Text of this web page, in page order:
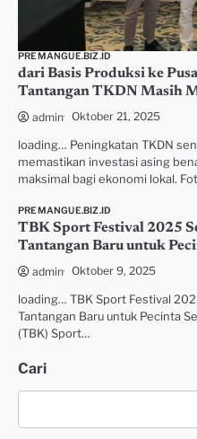
PREMANGUE.BIZ.ID
dari Basis Produksi ke
Tantangan TKDN Masih
admin Oktober 21, 2025
loading… Peningkatan TKDN
memastikan investasi asing
maksimal bagi ekonomi lokal.
PREMANGUE.BIZ.ID
TBK Sport Festival 2025
Tantangan Baru untuk
admin Oktober 9, 2025
loading… TBK Sport Festival
Tantangan Baru untuk Pecinta
(TBK) Sport…
Cari